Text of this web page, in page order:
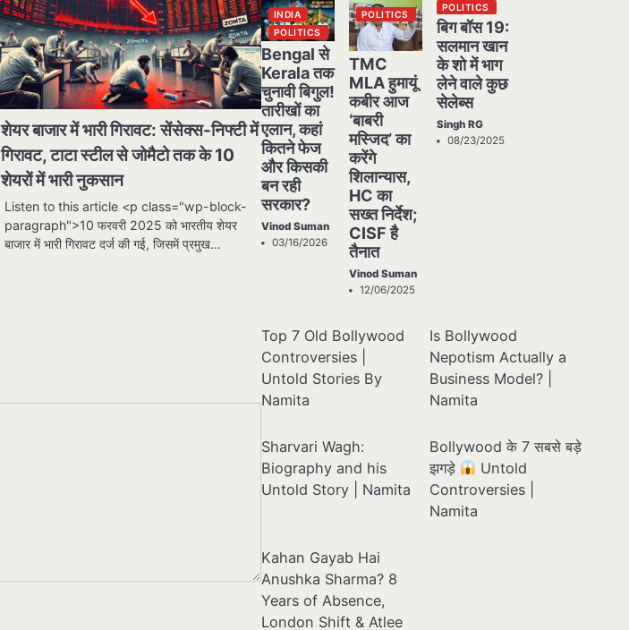
शेयर बाजार में भारी गिरावट: सेंसेक्स-निफ्टी में
गिरावट, टाटा स्टील से जोमैटो तक के 10
शेयरों में भारी नुकसान
Listen to this article <p class="wp-block-
paragraph">10 फरवरी 2025 को भारतीय शेयर
बाजार में भारी गिरावट दर्ज की गई, जिसमें प्रमुख…
INDIA
POLITICS
Bengal से
Kerala तक
चुनावी बिगुल!
तारीखों का
एलान, कहां
कितने फेज
और किसकी
बन रही
सरकार?
Vinod Suman
03/16/2026
POLITICS
TMC
MLA हुमायूं
कबीर आज
‘बाबरी
मस्जिद’ का
करेंगे
शिलान्यास,
HC का
सख्त निर्देश;
CISF है
तैनात
Vinod Suman
12/06/2025
POLITICS
बिग बॉस 19:
सलमान खान
के शो में भाग
लेने वाले कुछ
सेलेब्स
Singh RG
08/23/2025
Top 7 Old Bollywood
Controversies |
Untold Stories By
Namita
Is Bollywood
Nepotism Actually a
Business Model? |
Namita
Sharvari Wagh:
Biography and his
Untold Story | Namita
Bollywood के 7 सबसे बड़े
झगड़े
Untold
Controversies |
Namita
Kahan Gayab Hai
Anushka Sharma? 8
Years of Absence,
London Shift & Atlee